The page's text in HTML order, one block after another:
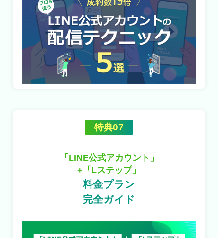
特典07
「LINE公式アカウント」
+「Lステップ」
料金プラン
完全ガイド